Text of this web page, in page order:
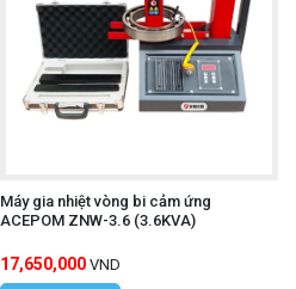
Máy gia nhiệt vòng bi cảm ứng
ACEPOM ZNW-3.6 (3.6KVA)
17,650,000 VND